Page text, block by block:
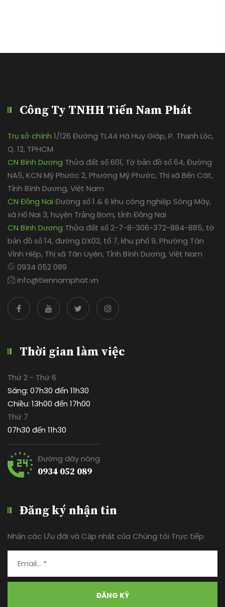
Công Ty TNHH Tiến Nam Phát
Trụ sở chính 1/126 Đường TL44 Hà Huy Giáp, P. Thạnh Lộc,
Q. 12, TPHCM
CN Bình Dương Thửa đất số 601, Tờ bản đồ số 64, Đường
NA5, KCN Mỹ Phước 2, Phường Mỹ Phước, Thị xã Bến Cát,
Tỉnh Bình Dương, Việt Nam
CN Đồng Nai Đường số 1 & 6 khu công nghiệp Sông Mây,
xã Hố Nai 3, huyện Trảng Bom, tỉnh Đồng Nai
CN Bình Dương Thửa đất số 2-7-8-306-372-884-885, tờ
bản đồ số 14, đường DX02, tổ 7, khu phố 9, Phường Tân
Vĩnh Hiệp, Thị xã Tân Uyên, Tỉnh Bình Dương, Việt Nam
0934 052 089
info@tiennamphat.vn
Thời gian làm việc
Thứ 2 - Thứ 6
Sáng: 07h30 đến 11h30
Chiều: 13h00 đến 17h00
Thứ 7
07h30 đến 11h30
Đường dây nóng
0934 052 089
Đăng ký nhận tin
Nhận các Ưu đãi và Cập nhật của Chúng tôi Trực tiếp
ĐĂNG KÝ